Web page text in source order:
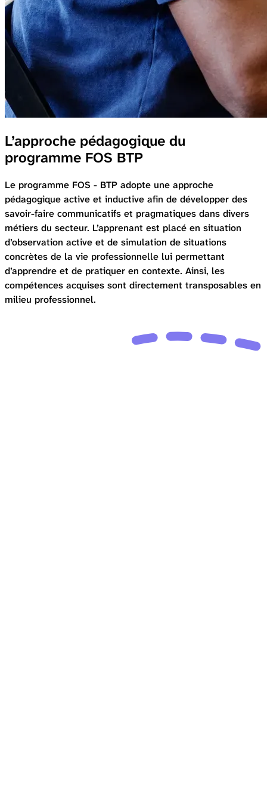
L’approche pédagogique du
programme FOS BTP
Le programme FOS - BTP adopte une approche
pédagogique active et inductive afin de développer des
savoir-faire communicatifs et pragmatiques dans divers
métiers du secteur. L’apprenant est placé en situation
d’observation active et de simulation de situations
concrètes de la vie professionnelle lui permettant
d’apprendre et de pratiquer en contexte. Ainsi, les
compétences acquises sont directement transposables en
milieu professionnel.